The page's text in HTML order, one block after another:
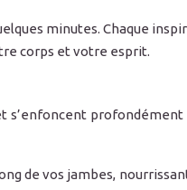
minutes. Chaque
corps et votre esprit.
s’enfoncent
de vos jambes,